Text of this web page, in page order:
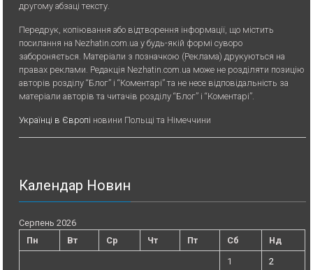
другому абзаці тексту.
Передрук, копiювання або вiдтворення iнформацiї, що мiстить
посилання на Nezhatin.com.ua у будь-якiй формi суворо
забороняється. Матеріали з позначкою (Реклама) друкуються на
правах реклами. Редакція Nezhatin.com.ua може не розділяти позицію
авторів розділу “Блог” і “Коментарі” та не несе відповідальність за
матеріали авторів та читачів розділу “Блог” і “Коментарі”.
Українці в Європі новини Польщі та Німеччини
Календар Новин
Серпень 2026
Пн
Вт Ср Чт Пт Сб
Нд
1
2